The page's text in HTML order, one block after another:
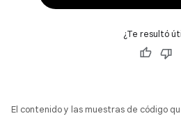
¿Te resultó
El contenido y las muestras de código